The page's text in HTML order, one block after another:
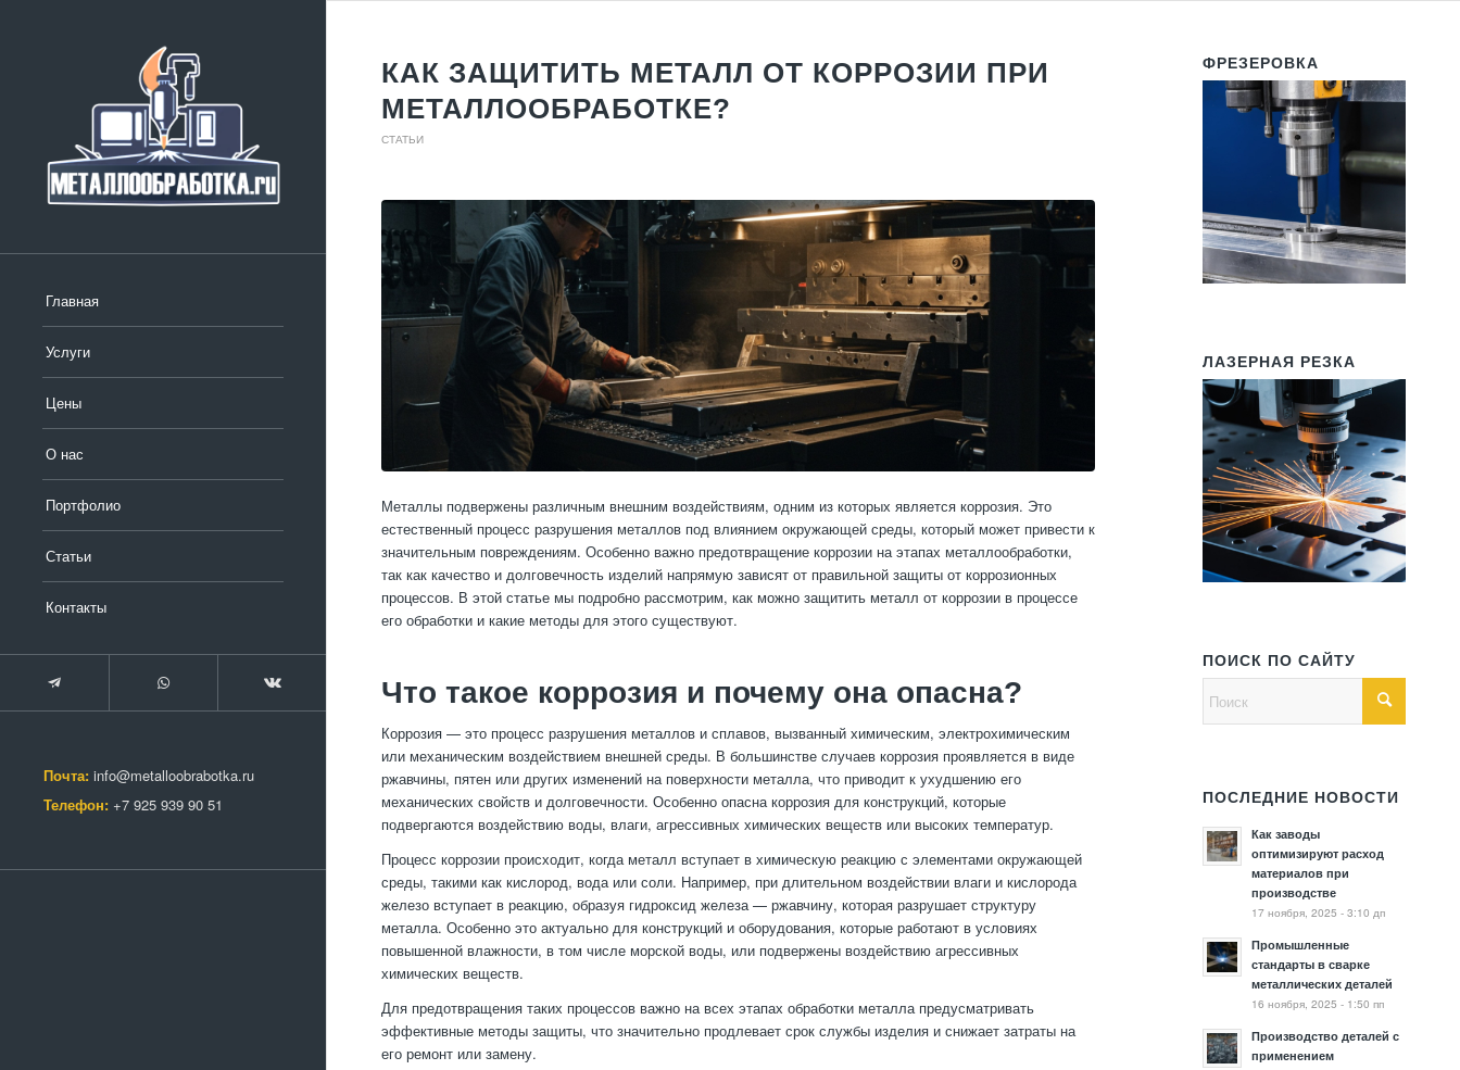
Главная
Услуги
Цены
О нас
Портфолио
Статьи
Контакты
Почта: info@metalloobrabotka.ru
Телефон: +7 925 939 90 51
КАК ЗАЩИТИТЬ МЕТАЛЛ ОТ КОРРОЗИИ ПРИ
МЕТАЛЛООБРАБОТКЕ?
СТАТЬИ
Металлы подвержены различным внешним воздействиям, одним из которых является коррозия. Это
естественный процесс разрушения металлов под влиянием окружающей среды, который может привести к
значительным повреждениям. Особенно важно предотвращение коррозии на этапах металлообработки,
так как качество и долговечность изделий напрямую зависят от правильной защиты от коррозионных
процессов. В этой статье мы подробно рассмотрим, как можно защитить металл от коррозии в процессе
его обработки и какие методы для этого существуют.
Что такое коррозия и почему она опасна?
Коррозия — это процесс разрушения металлов и сплавов, вызванный химическим, электрохимическим
или механическим воздействием внешней среды. В большинстве случаев коррозия проявляется в виде
ржавчины, пятен или других изменений на поверхности металла, что приводит к ухудшению его
механических свойств и долговечности. Особенно опасна коррозия для конструкций, которые
подвергаются воздействию воды, влаги, агрессивных химических веществ или высоких температур.
Процесс коррозии происходит, когда металл вступает в химическую реакцию с элементами окружающей
среды, такими как кислород, вода или соли. Например, при длительном воздействии влаги и кислорода
железо вступает в реакцию, образуя гидроксид железа — ржавчину, которая разрушает структуру
металла. Особенно это актуально для конструкций и оборудования, которые работают в условиях
повышенной влажности, в том числе морской воды, или подвержены воздействию агрессивных
химических веществ.
Для предотвращения таких процессов важно на всех этапах обработки металла предусматривать
эффективные методы защиты, что значительно продлевает срок службы изделия и снижает затраты на
его ремонт или замену.
ФРЕЗЕРОВКА
ЛАЗЕРНАЯ РЕЗКА
ПОИСК ПО САЙТУ
ПОСЛЕДНИЕ НОВОСТИ
Как заводы
оптимизируют расход
материалов при
производстве
17 ноября, 2025 - 3:10 дп
Промышленные
стандарты в сварке
металлических деталей
16 ноября, 2025 - 1:50 пп
Производство деталей с
применением